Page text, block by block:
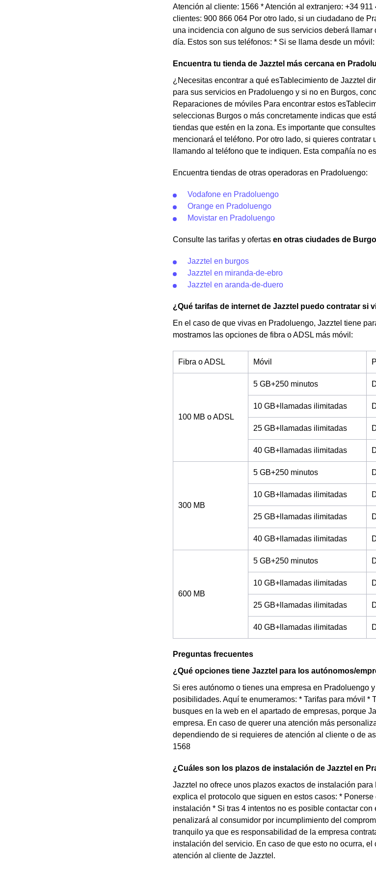
Atención al cliente: 1566 * Atención al extranjero: +34
clientes: 900 866 064 Por otro lado, si un ciudadano de
una incidencia con alguno de sus servicios deberá
día. Estos son sus teléfonos: * Si se llama desde un
Encuentra tu tienda de Jazztel más cercana en
¿Necesitas encontrar a qué esTablecimiento de Jazztel
para sus servicios en Pradoluengo y si no en Burgos,
Reparaciones de móviles Para encontrar estos
seleccionas Burgos o más concretamente indicas que
tiendas que estén en la zona. Es importante que
mencionará el teléfono. Por otro lado, si quieres
llamando al teléfono que te indiquen. Esta compañía no
Encuentra tiendas de otras operadoras en Pradoluengo:
Vodafone en Pradoluengo
Orange en Pradoluengo
Movistar en Pradoluengo
Consulte las tarifas y ofertas en otras ciudades de
Jazztel en burgos
Jazztel en miranda-de-ebro
Jazztel en aranda-de-duero
¿Qué tarifas de internet de Jazztel puedo contratar si
En el caso de que vivas en Pradoluengo, Jazztel tiene
mostramos las opciones de fibra o ADSL más móvil:
Fibra o ADSL Móvil
100 MB o ADSL
5 GB+250 minutos
10 GB+llamadas ilimitadas
25 GB+llamadas ilimitadas
40 GB+llamadas ilimitadas
300 MB
5 GB+250 minutos
10 GB+llamadas ilimitadas
25 GB+llamadas ilimitadas
40 GB+llamadas ilimitadas
600 MB
5 GB+250 minutos
10 GB+llamadas ilimitadas
25 GB+llamadas ilimitadas
40 GB+llamadas ilimitadas
Preguntas frecuentes
¿Qué opciones tiene Jazztel para los autónomos/
Si eres autónomo o tienes una empresa en Pradoluengo
posibilidades. Aquí te enumeramos: * Tarifas para móvil *
busques en la web en el apartado de empresas, porque
empresa. En caso de querer una atención más
dependiendo de si requieres de atención al cliente o de
1568
¿Cuáles son los plazos de instalación de Jazztel en
Jazztel no ofrece unos plazos exactos de instalación
explica el protocolo que siguen en estos casos: *
instalación * Si tras 4 intentos no es posible contactar
penalizará al consumidor por incumplimiento del
tranquilo ya que es responsabilidad de la empresa
instalación del servicio. En caso de que esto no ocurra,
atención al cliente de Jazztel.